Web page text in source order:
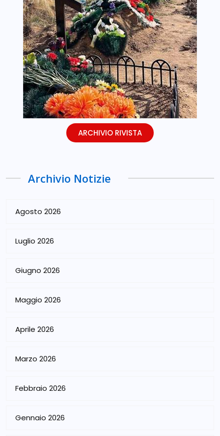
ARCHIVIO RIVISTA
Archivio Notizie
Agosto 2026
Luglio 2026
Giugno 2026
Maggio 2026
Aprile 2026
Marzo 2026
Febbraio 2026
Gennaio 2026